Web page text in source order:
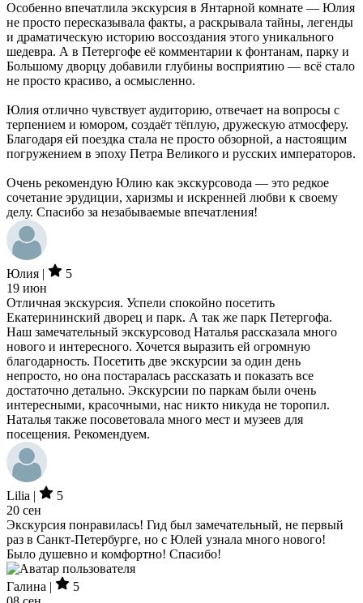
Особенно впечатлила экскурсия в Янтарной комнате — Юлия
не просто пересказывала факты, а раскрывала тайны, легенды
и драматическую историю воссоздания этого уникального
шедевра. А в Петергофе её комментарии к фонтанам, парку и
Большому дворцу добавили глубины восприятию — всё стало
не просто красиво, а осмысленно.
Юлия отлично чувствует аудиторию, отвечает на вопросы с
терпением и юмором, создаёт тёплую, дружескую атмосферу.
Благодаря ей поездка стала не просто обзорной, а настоящим
погружением в эпоху Петра Великого и русских императоров.
Очень рекомендую Юлию как экскурсовода — это редкое
сочетание эрудиции, харизмы и искренней любви к своему
делу. Спасибо за незабываемые впечатления!
Юлия |
5
19 июн
Отличная экскурсия. Успели спокойно посетить
Екатерининский дворец и парк. А так же парк Петергофа.
Наш замечательный экскурсовод Наталья рассказала много
нового и интересного. Хочется выразить ей огромную
благодарность. Посетить две экскурсии за один день
непросто, но она постаралась рассказать и показать все
достаточно детально. Экскурсии по паркам были очень
интересными, красочными, нас никто никуда не торопил.
Наталья также посоветовала много мест и музеев для
посещения. Рекомендуем.
Lilia |
5
20 сен
Экскурсия понравилась! Гид был замечательный, не первый
раз в Санкт-Петербурге, но с Юлей узнала много нового!
Было душевно и комфортно! Спасибо!
Галина |
5